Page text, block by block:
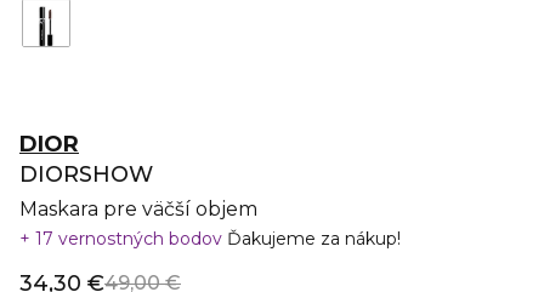
DIOR
DIORSHOW
Maskara pre väčší objem
17 vernostných bodov Ďakujeme za nákup!
34,30 €49,00 €